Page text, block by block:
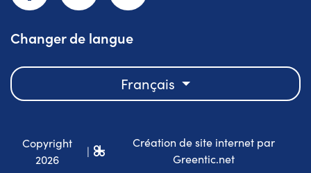
Changer de langue
Français
Copyright
2026
|
Création de site internet par
Greentic.net